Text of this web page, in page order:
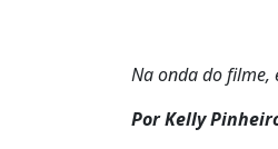
Na onda do filme,
Por Kelly